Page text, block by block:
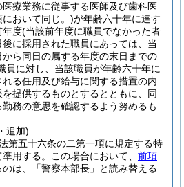
療業務に従事する医師及び歯科医
おいて同じ。)が年齢六十年に達す
年度(当該前年度に職員でなかった者
に採用された職員にあっては、当
ら同日の属する年度の末日までの
員に対し、当該職員が年齢六十年に
る任用及び給与に関する措置の内
提供するものとするとともに、同
務の意思を確認するよう努めるも
追加)
第五十六条の二第一項に規定する特
用する。
この場合において、 前項
は、「警察本部長」と読み替える